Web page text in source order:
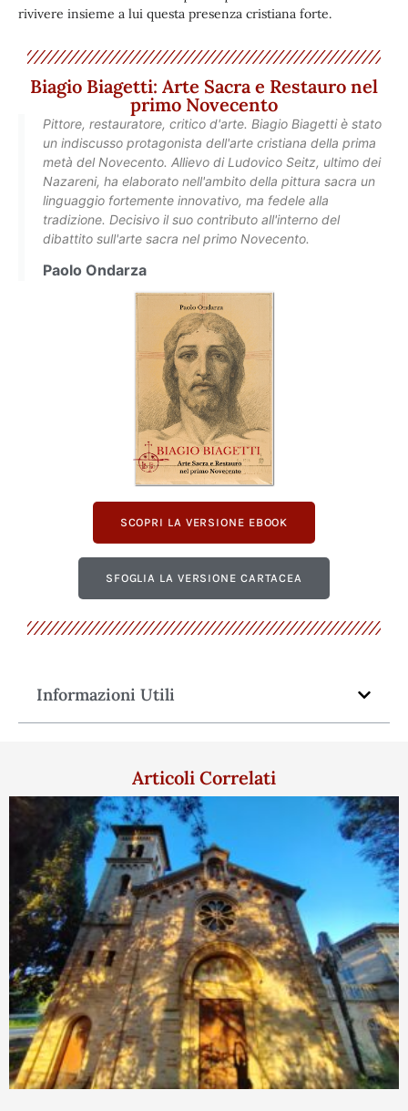
rivivere insieme a lui questa presenza cristiana forte.
Biagio Biagetti: Arte Sacra e Restauro nel
primo Novecento
Pittore, restauratore, critico d'arte. Biagio Biagetti è stato
un indiscusso protagonista dell'arte cristiana della prima
metà del Novecento. Allievo di Ludovico Seitz, ultimo dei
Nazareni, ha elaborato nell'ambito della pittura sacra un
linguaggio fortemente innovativo, ma fedele alla
tradizione. Decisivo il suo contributo all'interno del
dibattito sull'arte sacra nel primo Novecento.
Paolo Ondarza
SCOPRI LA VERSIONE EBOOK
SFOGLIA LA VERSIONE CARTACEA
Informazioni Utili
Articoli Correlati